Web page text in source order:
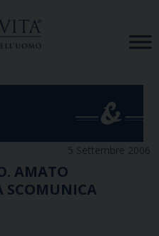
5 Settembre 2006
AMATO
SCOMUNICA